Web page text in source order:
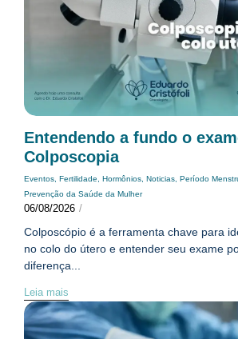
Entendendo a fundo o
Colposcopia
Eventos Fertilidade Hormônios Noticias Período
Prevenção da Saúde da Mulher
06/08/2026 /
Colposcópio é a ferramenta chave para
no colo do útero e entender seu exame
diferença...
Leia mais